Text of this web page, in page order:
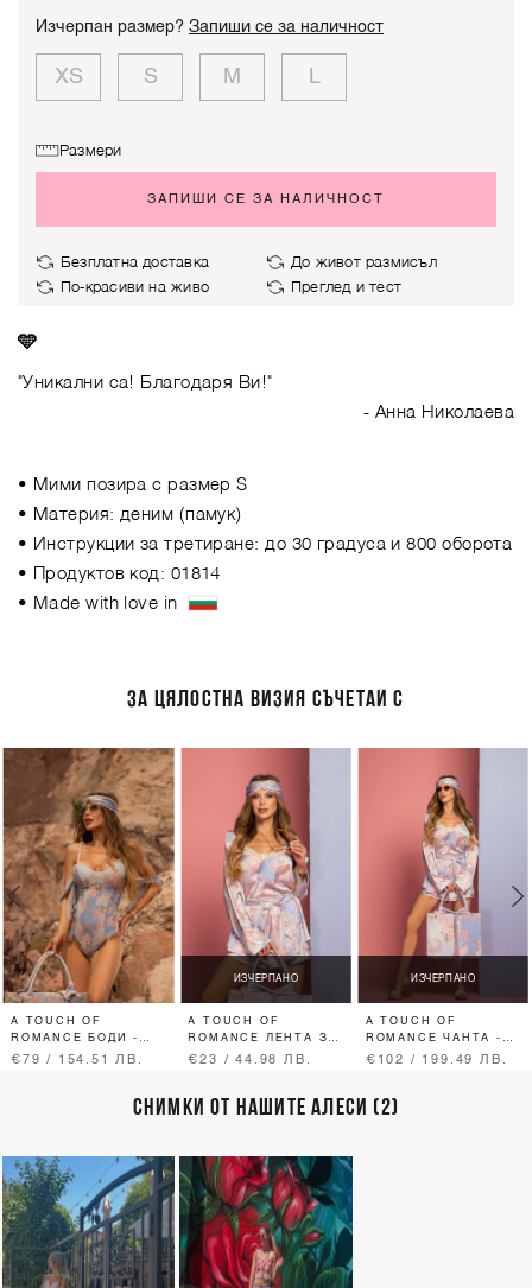
Изчерпан размер?Запиши се за наличност
XS S M L
Размери
ЗАПИШИ СЕ ЗА НАЛИЧНОСТ
Безплатна доставка
До живот размисъл
По-красиви на живо
Преглед и тест
🩵
"Уникални са! Благодаря Ви!"
- Анна Николаева
• Мими позира с размер S
• Материя: деним (памук)
• Инструкции за третиране: до 30 градуса и 800 оборота
• Продуктов код: 01814
• Made with love in
ЗА ЦЯЛОСТНА ВИЗИЯ СЪЧЕТАЙ С
A TOUCH OF
ROMANCE БОДИ -
ЦЯЛ БАНСКИ - VISTA
€79 / 154.51 ЛВ.
ИЗЧЕРПАНО
A TOUCH OF
ROMANCE ЛЕНТА ЗА
КОСА ТИП ТЮРБАН -
€23 / 44.98 ЛВ.
ИЗЧЕРПАНО
A TOUCH OF
ROMANCE ЧАНТА -
VISTA BLUE
€102 / 199.49 ЛВ.
СНИМКИ ОТ НАШИТЕ АЛЕСИ (2)